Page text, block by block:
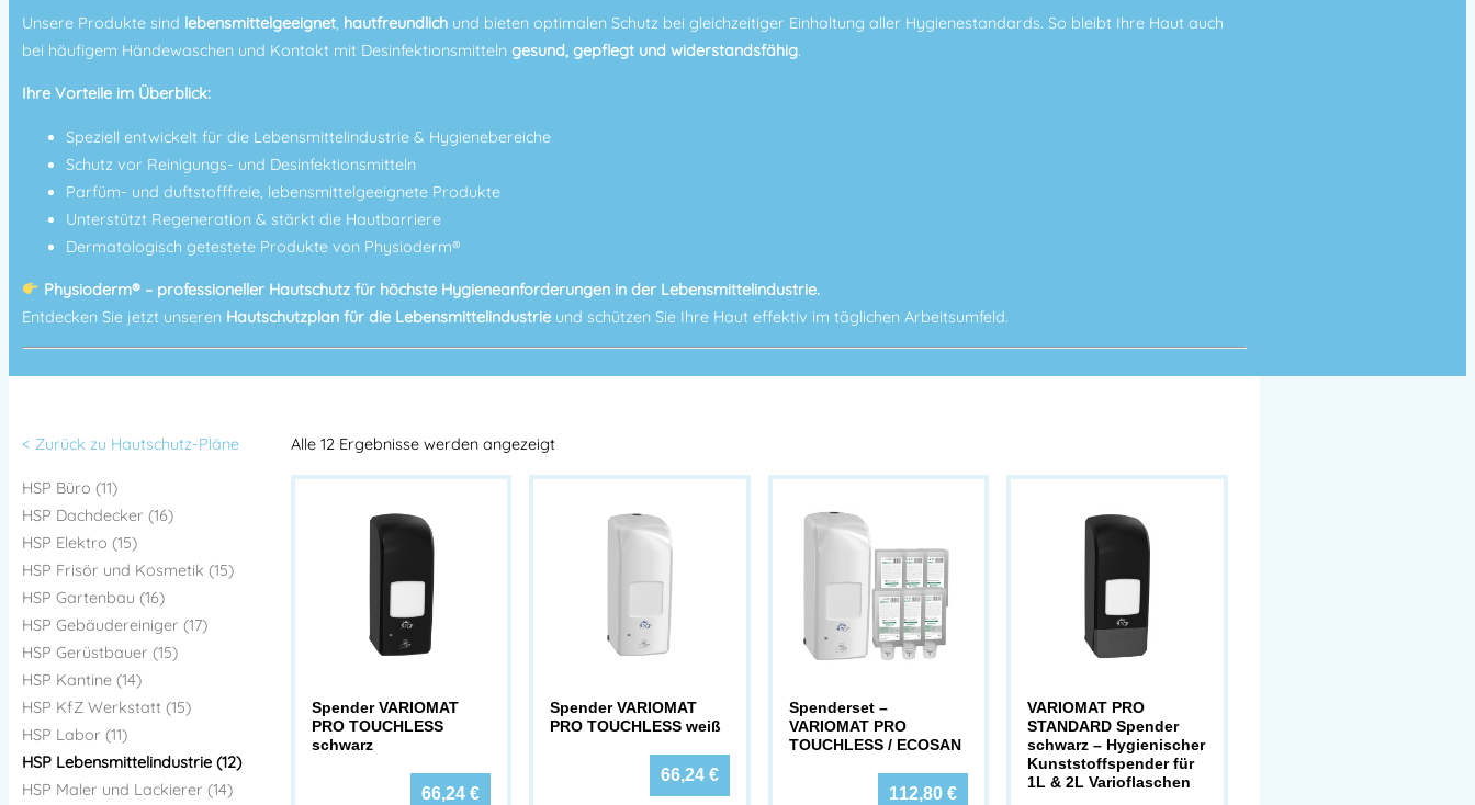
Unsere Produkte sind lebensmittelgeeignet, hautfreundlich und bieten optimalen Schutz bei gleichzeitiger Einhaltung aller Hygienestandards. So bleibt Ihre Haut auch
bei häufigem Händewaschen und Kontakt mit Desinfektionsmitteln gesund, gepflegt und widerstandsfähig.
Ihre Vorteile im Überblick:
Speziell entwickelt für die Lebensmittelindustrie & Hygienebereiche
Schutz vor Reinigungs- und Desinfektionsmitteln
Parfüm- und duftstofffreie, lebensmittelgeeignete Produkte
Unterstützt Regeneration & stärkt die Hautbarriere
Dermatologisch getestete Produkte von Physioderm®
Physioderm® – professioneller Hautschutz für höchste Hygieneanforderungen in der Lebensmittelindustrie.
Entdecken Sie jetzt unseren Hautschutzplan für die Lebensmittelindustrie und schützen Sie Ihre Haut effektiv im täglichen Arbeitsumfeld.
< Zurück zu Hautschutz-Pläne
HSP Büro (11)
HSP Dachdecker (16)
HSP Elektro (15)
HSP Frisör und Kosmetik (15)
HSP Gartenbau (16)
HSP Gebäudereiniger (17)
HSP Gerüstbauer (15)
HSP Kantine (14)
HSP KfZ Werkstatt (15)
HSP Labor (11)
HSP Lebensmittelindustrie (12)
HSP Maler und Lackierer (14)
Alle 12 Ergebnisse werden angezeigt
Spender VARIOMAT
PRO TOUCHLESS
schwarz
66,24€
Spender VARIOMAT
PRO TOUCHLESS weiß
66,24 €
Spenderset –
VARIOMAT PRO
TOUCHLESS / ECOSAN
112,80€
VARIOMAT PRO
STANDARD Spender
schwarz – Hygienischer
Kunststoffspender für
1L & 2L Varioflaschen